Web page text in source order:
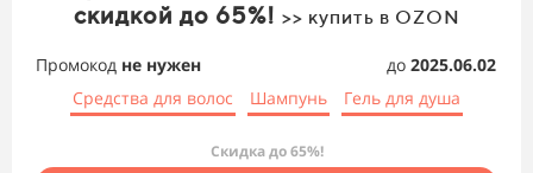
скидкой до 65%! >> купить в OZON
Промокод не нужен до 2025.06.02
Средства для волос
Шампунь Гель для душа
Скидка до 65%!